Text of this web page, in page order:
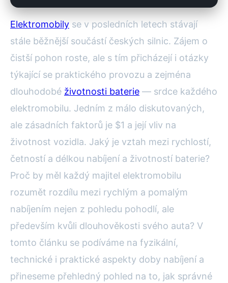
Elektromobily se v posledních letech stávají
stále běžnější součástí českých silnic. Zájem o
čistší pohon roste, ale s tím přicházejí i otázky
týkající se praktického provozu a zejména
dlouhodobé životnosti baterie — srdce každého
elektromobilu. Jedním z málo diskutovaných,
ale zásadních faktorů je $1 a její vliv na
životnost vozidla. Jaký je vztah mezi rychlostí,
četností a délkou nabíjení a životností baterie?
Proč by měl každý majitel elektromobilu
rozumět rozdílu mezi rychlým a pomalým
nabíjením nejen z pohledu pohodlí, ale
především kvůli dlouhověkosti svého auta? V
tomto článku se podíváme na fyzikální,
technické i praktické aspekty doby nabíjení a
přineseme přehledný pohled na to, jak správné